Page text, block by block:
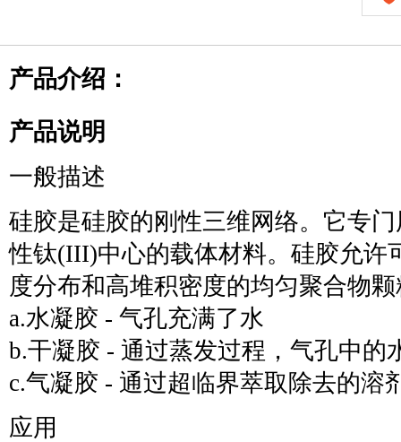
产品介绍：
产品说明
一般描述
硅胶是硅胶的刚性三维网络。它专
性钛(III)中心的载体材料。硅胶允许
度分布和高堆积密度的均匀聚合物
a.水凝胶 - 气孔充满了水
b.干凝胶 - 通过蒸发过程，气孔中的
c.气凝胶 - 通过超临界萃取除去的溶
应用